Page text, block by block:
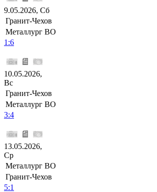
9.05.2026, Сб
Гранит-Чехов
Металлург ВО
1:6
10.05.2026,
Вс
Гранит-Чехов
Металлург ВО
3:4
13.05.2026,
Ср
Металлург ВО
Гранит-Чехов
5:1